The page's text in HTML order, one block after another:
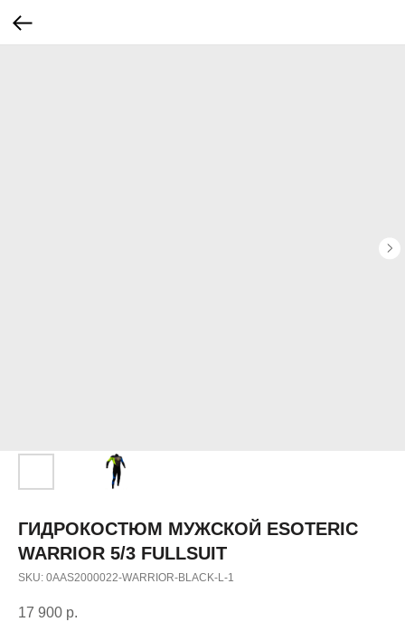
ГИДРОКОСТЮМ МУЖСКОЙ ESOTERIC
WARRIOR 5/3 FULLSUIT
SKU: 0AAS2000022-WARRIOR-BLACK-L-1
17 900 р.